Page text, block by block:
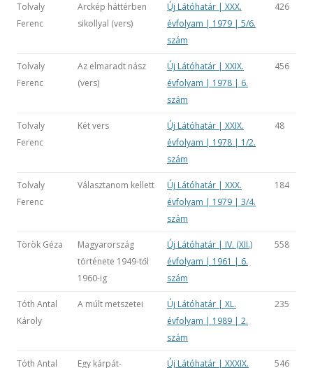
Tolvaly
Ferenc
Arckép háttérben
sikollyal (vers)
Új Látóhatár | XXX.
évfolyam | 1979 | 5/6.
szám
426
Tolvaly
Ferenc
Az elmaradt nász
(vers)
Új Látóhatár | XXIX.
évfolyam | 1978 | 6.
szám
456
Tolvaly
Ferenc
Két vers
Új Látóhatár | XXIX.
évfolyam | 1978 | 1/2.
szám
48
Tolvaly
Ferenc
Választanom kellett
Új Látóhatár | XXX.
évfolyam | 1979 | 3/4.
szám
184
Török Géza
Magyarország
története 1949-től
1960-ig
Új Látóhatár | IV. (XII.)
évfolyam | 1961 | 6.
szám
558
Tóth Antal
Károly
A múlt metszetei
Új Látóhatár | XL.
évfolyam | 1989 | 2.
szám
235
Tóth Antal Egy kárpát- Új Látóhatár | XXXIX. 546